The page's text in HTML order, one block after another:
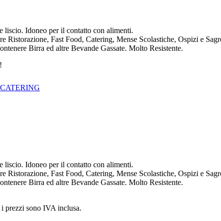
liscio. Idoneo per il contatto con alimenti.
Ristorazione, Fast Food, Catering, Mense Scolastiche, Ospizi e
Birra ed altre Bevande Gassate. Molto Resistente.
liscio. Idoneo per il contatto con alimenti.
Ristorazione, Fast Food, Catering, Mense Scolastiche, Ospizi e
Birra ed altre Bevande Gassate. Molto Resistente.
prezzi sono IVA inclusa.